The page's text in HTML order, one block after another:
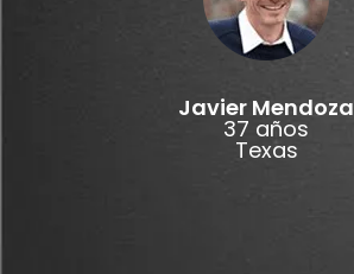
Javier Mendoza
37 años
Texas